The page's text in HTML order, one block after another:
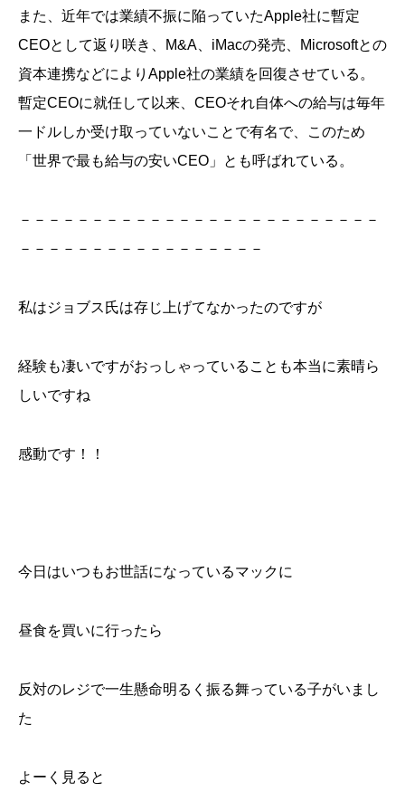
また、近年では業績不振に陥っていたApple社に暫定
CEOとして返り咲き、M&A、iMacの発売、Microsoftとの
資本連携などによりApple社の業績を回復させている。
暫定CEOに就任して以来、CEOそれ自体への給与は毎年
一ドルしか受け取っていないことで有名で、このため
「世界で最も給与の安いCEO」とも呼ばれている。
－－－－－－－－－－－－－－－－－－－－－－－－－
－－－－－－－－－－－－－－－－－
私はジョブス氏は存じ上げてなかったのですが
経験も凄いですがおっしゃっていることも本当に素晴ら
しいですね
感動です！！
今日はいつもお世話になっているマックに
昼食を買いに行ったら
反対のレジで一生懸命明るく振る舞っている子がいまし
た
よーく見ると